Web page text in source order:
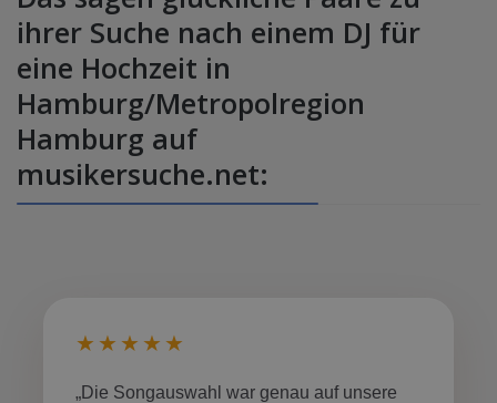
ihrer Suche nach einem DJ für
eine Hochzeit in
Hamburg/Metropolregion
Hamburg auf
musikersuche.net:
★★★★★
„Die Songauswahl war genau auf unsere